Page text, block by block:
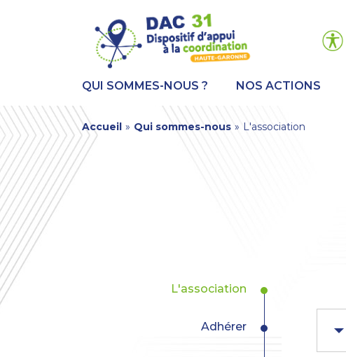
QUI SOMMES-NOUS ? NOS ACTIONS
You
are
Accueil » Qui sommes-nous » L'association
NavigationL'association
Adhérer